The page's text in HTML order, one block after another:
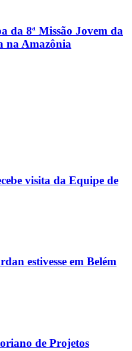
da 8ª Missão Jovem da
na Amazônia
visita da Equipe de
estivesse em Belém
de Projetos